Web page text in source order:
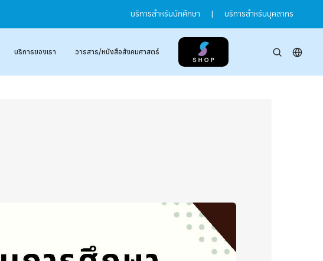
บริการสำหรับนักศึกษา | บริการสำหรับบุคลากร
บริการของเรา วารสาร/หนังสือสังคมศาสตร์